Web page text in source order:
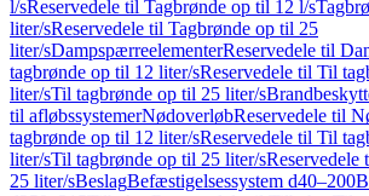
l/sReservedele til Tagbrønde op til 12 l/s
liter/sReservedele til Tagbrønde op til 25
liter/sDampspærreelementerReservedele til
tagbrønde op til 12 liter/sReservedele til Til
liter/sTil tagbrønde op til 25 liter/s
til afløbssystemerNødoverløbReservedele til
tagbrønde op til 12 liter/sReservedele til Til
liter/sTil tagbrønde op til 25 liter/sReservedele
25 liter/sBeslagBefæstigelsessystem d40–200